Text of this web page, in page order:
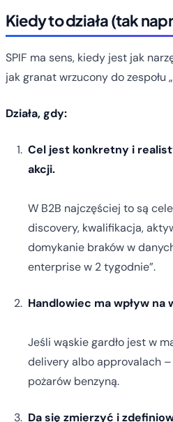
Kiedy to działa (tak
SPIF ma sens, kiedy jest jak
jak granat wrzucony do zespołu
Działa, gdy:
Cel jest konkretny i
akcji.
W B2B najczęściej to są
discovery, kwalifikacja,
domykanie braków w
enterprise w 2 tygodnie”.
Handlowiec ma wpływ na
Jeśli wąskie gardło jest w
delivery albo approvalach
pożarów benzyną.
Da się zmierzyć i